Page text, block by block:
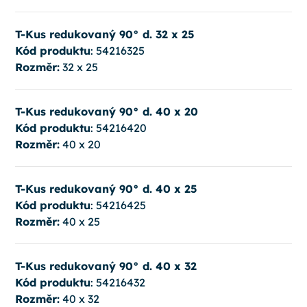
T-Kus redukovaný 90° d. 32 x 25
Kód produktu: 54216325
Rozměr:32 x 25
T-Kus redukovaný 90° d. 40 x 20
Kód produktu: 54216420
Rozměr:40 x 20
T-Kus redukovaný 90° d. 40 x 25
Kód produktu: 54216425
Rozměr:40 x 25
T-Kus redukovaný 90° d. 40 x 32
Kód produktu: 54216432
Rozměr:40 x 32